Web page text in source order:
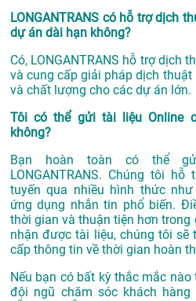
LONGANTRANS có hỗ trợ dịch
dự án dài hạn không?
Có, LONGANTRANS hỗ trợ dịch
và cung cấp giải pháp dịch
và chất lượng cho các dự án lớn.
Tôi có thể gửi tài liệu Online
không?
Bạn hoàn toàn có thể
LONGANTRANS. Chúng tôi
tuyến qua nhiều hình thức
ứng dụng nhắn tin phổ biến.
thời gian và thuận tiện hơn trong
nhận được tài liệu, chúng tôi sẽ
cấp thông tin về thời gian hoàn
Nếu bạn có bất kỳ thắc mắc
đội ngũ chăm sóc khách hàng